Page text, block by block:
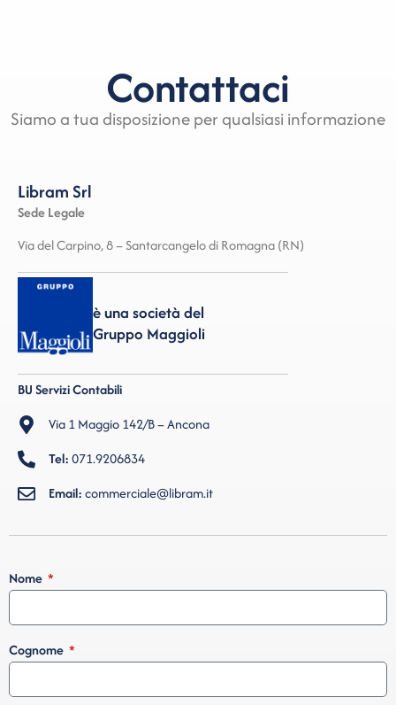
Contattaci
Siamo a tua disposizione per qualsiasi informazione
Libram Srl
Sede Legale
Via del Carpino, 8 – Santarcangelo di Romagna (RN)
è una società del
Gruppo Maggioli
BU Servizi Contabili
Via 1 Maggio 142/B – Ancona
Tel:071.9206834
Email:commerciale@libram.it
Nome
Cognome